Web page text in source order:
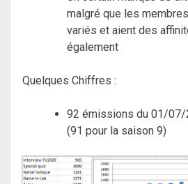
malgré que les
variés et aient des
également
Quelques Chiffres :
92 émissions du 01/
(91 pour la saison 9)